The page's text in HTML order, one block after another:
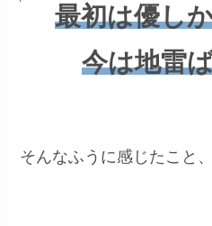
最初は優し
今は地雷
そんなふうに感じたこと